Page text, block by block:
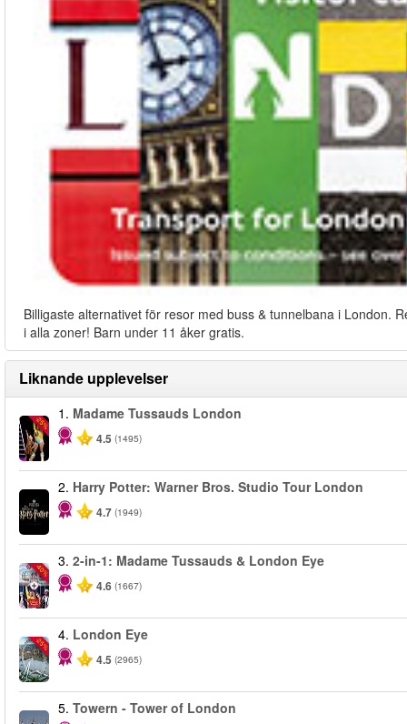
Billigaste alternativet för resor med buss & tunnelbana i London.
i alla zoner! Barn under 11 åker gratis.
Liknande upplevelser
-25%
1. Madame Tussauds London
4.5 (1495)
2. Harry Potter: Warner Bros. Studio Tour London
4.7 (1949)
-40%
3. 2-in-1: Madame Tussauds & London Eye
4.6 (1667)
-25%
4. London Eye
4.5 (2965)
5. Towern - Tower of London